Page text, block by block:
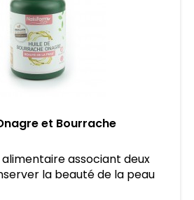
et Bourrache
associant deux
la beauté de la peau